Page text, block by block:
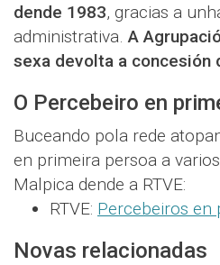
dende 1983, gracias a
administrativa.A
sexa devolta a concesión
O Percebeiro en
Buceando pola rede
en primeira persoa a
Malpica dende a RTVE:
RTVE: Percebeiros en
Novas relacionadas